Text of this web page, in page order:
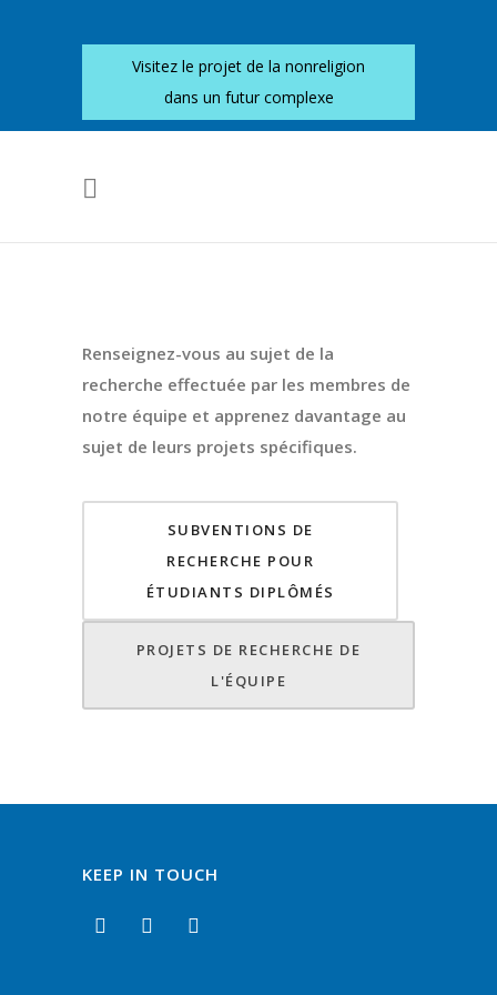
Visitez le projet de la nonreligion
dans un futur complexe
Renseignez-vous au sujet de la
recherche effectuée par les membres de
notre équipe et apprenez davantage au
sujet de leurs projets spécifiques.
SUBVENTIONS DE
RECHERCHE POUR
ÉTUDIANTS DIPLÔMÉS
PROJETS DE RECHERCHE DE
L'ÉQUIPE
KEEP IN TOUCH